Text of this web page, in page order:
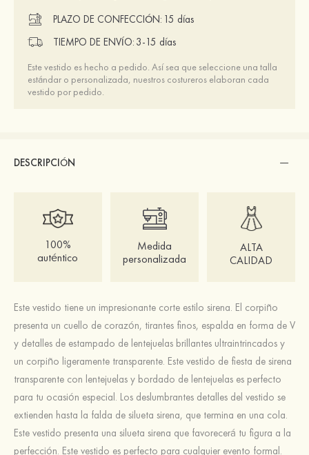
PLAZO DE CONFECCIÓN: 15 días
TIEMPO DE ENVÍO: 3-15 días
Este vestido es hecho a pedido. Así sea que seleccione una talla
estándar o personalizada, nuestros costureros elaboran cada
vestido por pedido.
DESCRIPCIÓN
100%
auténtico
Medida
personalizada
ALTA
CALIDAD
Este vestido tiene un impresionante corte estilo sirena. El corpiño
presenta un cuello de corazón, tirantes finos, espalda en forma de V
y detalles de estampado de lentejuelas brillantes ultraintrincados y
un corpiño ligeramente transparente. Este vestido de fiesta de sirena
transparente con lentejuelas y bordado de lentejuelas es perfecto
para tu ocasión especial. Los deslumbrantes detalles del vestido se
extienden hasta la falda de silueta sirena, que termina en una cola.
Este vestido presenta una silueta sirena que favorecerá tu figura a la
perfección. Este vestido es perfecto para cualquier evento formal.